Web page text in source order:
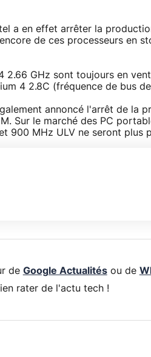
a en effet arrêter la
de ces processeurs en
2.66 GHz sont toujours en
4 2.8C (fréquence de bus
annoncé l'arrêt de la
Sur le marché des PC
900 MHz ULV ne seront plus
de Google Actualitésou de
rater de l'actu tech !